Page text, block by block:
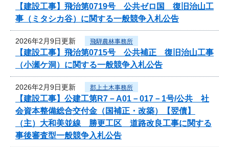
【建設工事】飛治第0719号 公共ゼロ国 復旧治山工
事（ミタシカ谷）に関する一般競争入札公告
2026年2月9日更新 飛騨農林事務所
【建設工事】飛治第0715号 公共補正 復旧治山工事
（小瀬ケ洞）に関する一般競争入札公告
2026年2月9日更新 郡上土木事務所
【建設工事】公建工第R7－A01－017－1号/公共 社
会資本整備総合交付金（国補正・改築）【翌債】
（主）大和美並線 勝更工区 道路改良工事に関する
事後審査型一般競争入札公告